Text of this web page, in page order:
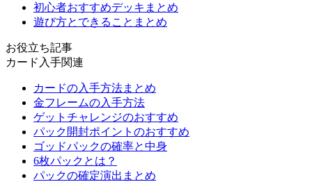
初心者おすすめデッキまとめ
遊び方とできることまとめ
お役立ち記事
カード入手関連
カードの入手方法まとめ
金フレームの入手方法
ゲットチャレンジのおすすめ
パック開封ポイントのおすすめ
ゴッドパックの確率と中身
6枚パックとは？
パックの確定演出まとめ